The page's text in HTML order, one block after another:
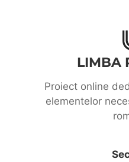
LIMBA
Proiect online
elementelor